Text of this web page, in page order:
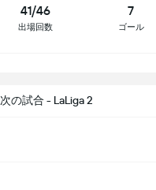
41/46
出場回数
7
ゴール
次の試合 - LaLiga 2